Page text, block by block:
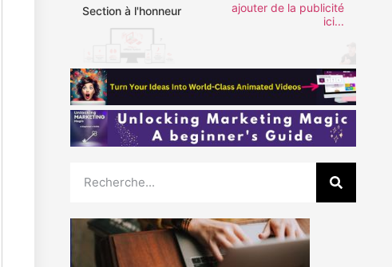
Section à l'honneur
ajouter de la publicité
ici...